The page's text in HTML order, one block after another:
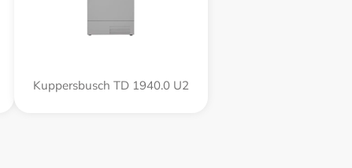
Kuppersbusch TD 1940.0 U2